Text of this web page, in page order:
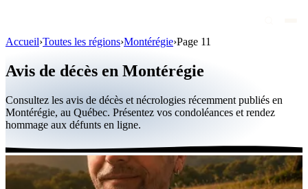
Personnalités publiques
Québec
Canada
International
Par région
Accueil›Toutes les régions›Montérégie›Page 11
Avis de décès en Montérégie
Consultez les avis de décès et nécrologies récemment publiés en
Montérégie, au Québec. Présentez vos condoléances et rendez
hommage aux défunts en ligne.